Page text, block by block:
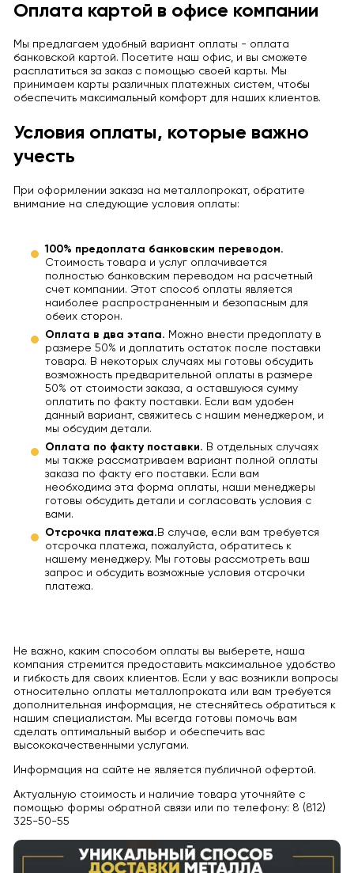
Оплата картой в офисе компании
Мы предлагаем удобный вариант оплаты - оплата
банковской картой. Посетите наш офис, и вы сможете
расплатиться за заказ с помощью своей карты. Мы
принимаем карты различных платежных систем, чтобы
обеспечить максимальный комфорт для наших клиентов.
Условия оплаты, которые важно
учесть
При оформлении заказа на металлопрокат, обратите
внимание на следующие условия оплаты:
100% предоплата банковским переводом.
Стоимость товара и услуг оплачивается
полностью банковским переводом на расчетный
счет компании. Этот способ оплаты является
наиболее распространенным и безопасным для
обеих сторон.
Оплата в два этапа. Можно внести предоплату в
размере 50% и доплатить остаток после поставки
товара. В некоторых случаях мы готовы обсудить
возможность предварительной оплаты в размере
50% от стоимости заказа, а оставшуюся сумму
оплатить по факту поставки. Если вам удобен
данный вариант, свяжитесь с нашим менеджером, и
мы обсудим детали.
Оплата по факту поставки. В отдельных случаях
мы также рассматриваем вариант полной оплаты
заказа по факту его поставки. Если вам
необходима эта форма оплаты, наши менеджеры
готовы обсудить детали и согласовать условия с
вами.
Отсрочка платежа. В случае, если вам требуется
отсрочка платежа, пожалуйста, обратитесь к
нашему менеджеру. Мы готовы рассмотреть ваш
запрос и обсудить возможные условия отсрочки
платежа.
Не важно, каким способом оплаты вы выберете, наша
компания стремится предоставить максимальное удобство
и гибкость для своих клиентов. Если у вас возникли вопросы
относительно оплаты металлопроката или вам требуется
дополнительная информация, не стесняйтесь обратиться к
нашим специалистам. Мы всегда готовы помочь вам
сделать оптимальный выбор и обеспечить вас
высококачественными услугами.
Информация на сайте не является публичной офертой.
Актуальную стоимость и наличие товара уточняйте с
помощью формы обратной связи или по телефону: 8 (812)
325-50-55